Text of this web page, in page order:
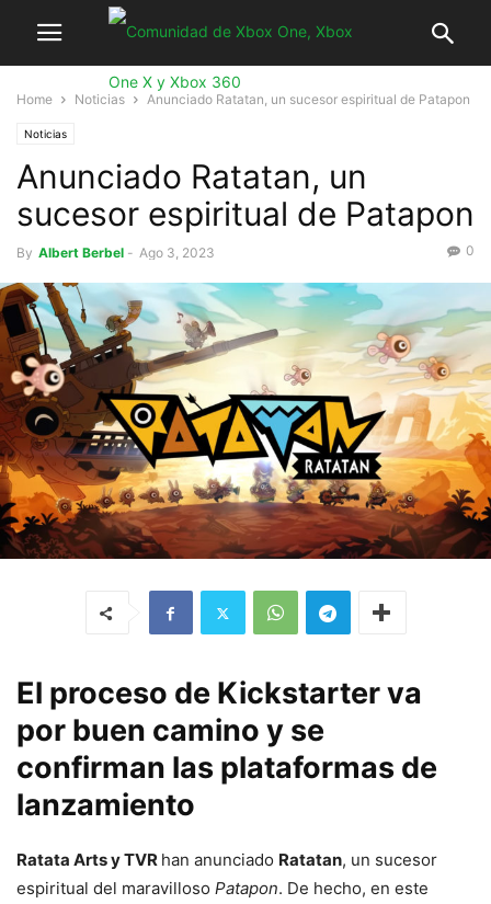
Home Noticias Anunciado Ratatan, un sucesor espiritual de Patapon
Noticias
Anunciado Ratatan, un
sucesor espiritual de Patapon
By Albert Berbel - Ago 3, 2023 0
El proceso de Kickstarter va
por buen camino y se
confirman las plataformas de
lanzamiento
Ratata Arts y TVR han anunciado Ratatan, un sucesor
espiritual del maravilloso Patapon. De hecho, en este